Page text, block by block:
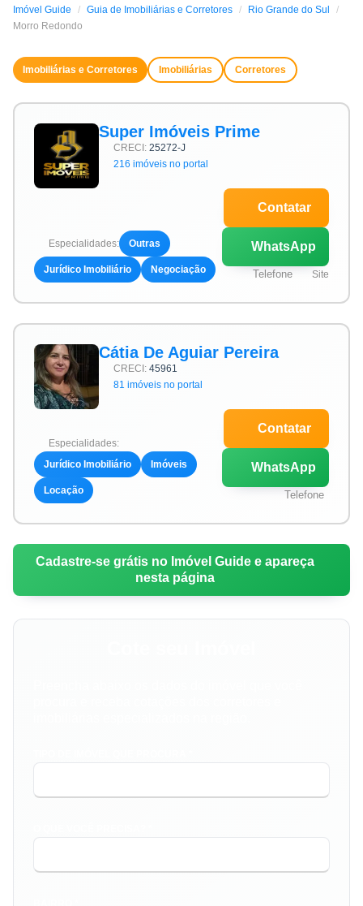
Imóvel Guide Guia de Imobiliárias e Corretores
Rio Grande do Sul
Morro Redondo
Imobiliárias e Corretores Imobiliárias Corretores
Super Imóveis Prime
CRECI: 25272-J
216 imóveis no portal
Especialidades: Outras
Jurídico Imobiliário Negociação
Contatar
WhatsApp
Telefone Site
Cátia De Aguiar Pereira
CRECI: 45961
81 imóveis no portal
Especialidades:
Jurídico Imobiliário
Imóveis
Locação
Contatar
WhatsApp
Telefone
Cadastre-se grátis no Imóvel Guide e apareça
nesta página